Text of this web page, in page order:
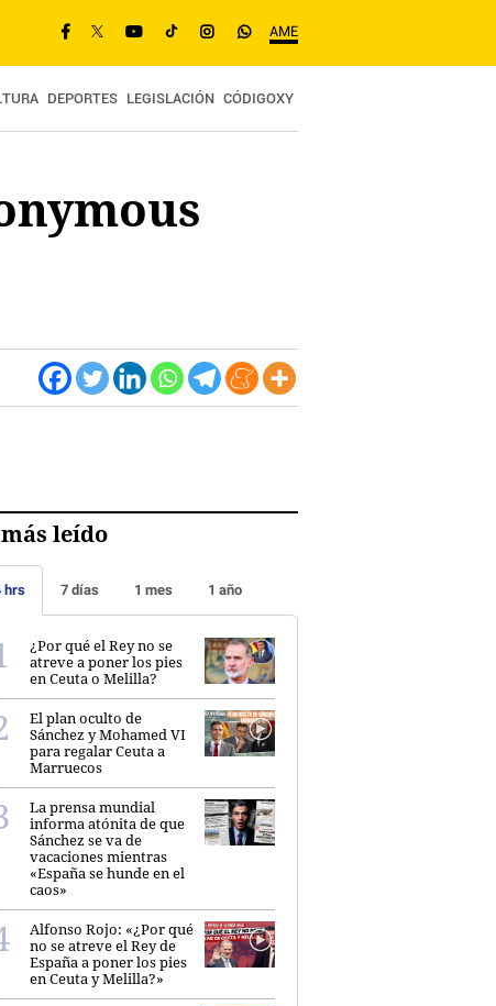
AME
DEPORTES LEGISLACIÓN CÓDIGOXY
leído
hrs 7 días 1 mes 1 año
¿Por qué el Rey no se
atreve a poner los pies
en Ceuta o Melilla?
El plan oculto de
Sánchez y Mohamed VI
para regalar Ceuta a
Marruecos
La prensa mundial
informa atónita de que
Sánchez se va de
vacaciones mientras
«España se hunde en el
caos»
Alfonso Rojo: «¿Por qué
no se atreve el Rey de
España a poner los pies
en Ceuta y Melilla?»